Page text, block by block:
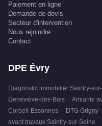
Paiement en ligne
Demande de devis
Secteur d'intervention
Nous rejoindre
Contact
DPE Évry
Diagnostic immobilier Saintry-
Geneviève-des-Bois · Amiante
Corbeil-Essonnes · DTG Grigny ·
avant travaux Saintry-sur-Seine ·